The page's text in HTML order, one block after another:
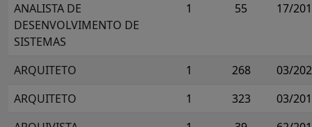
ANALISTA DE
DESENVOLVIMENTO DE
SISTEMAS
1 55 17/
ARQUITETO 1 268
03/
ARQUITETO
1 323
03/